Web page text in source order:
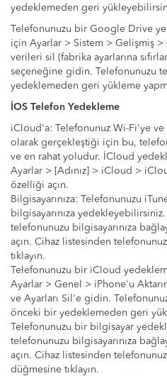
yedeklemeden geri
Telefonunuzu bir Google Drive
için Ayarlar > Sistem > Gelişmiş >
verileri sil (fabrika ayarlarına
seçeneğine gidin. Telefonunuzu
yedeklemeden geri yükleme
İOS Telefon Yedekleme
iCloud'a: Telefonunuz Wi-Fi'ye
olarak gerçekleştiği için bu,
ve en rahat yoludur. İCloud
Ayarlar > [Adınız] > iCloud >
özelliği açın.
Bilgisayarınıza: Telefonunuzu
bilgisayarınıza
telefonunuzu bilgisayarınıza
açın. Cihaz listesinden
tıklayın.
Telefonunuzu bir iCloud
Ayarlar > Genel > iPhone'u
ve Ayarları Sil'e gidin.
önceki bir yedeklemeden geri
Telefonunuzu bir bilgisayar
telefonunuzu bilgisayarınıza
açın. Cihaz listesinden
düğmesine tıklayın.